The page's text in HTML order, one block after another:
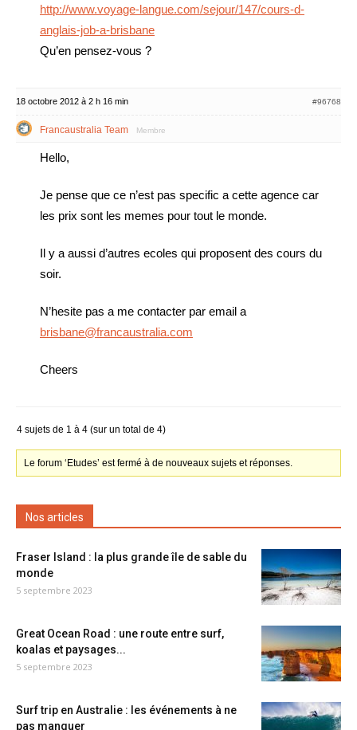
http://www.voyage-langue.com/sejour/147/cours-d-
anglais-job-a-brisbane
Qu’en pensez-vous ?
18 octobre 2012 à 2 h 16 min #96768
Francaustralia Team Membre
Hello,
Je pense que ce n’est pas specific a cette agence car
les prix sont les memes pour tout le monde.
Il y a aussi d’autres ecoles qui proposent des cours du
soir.
N’hesite pas a me contacter par email a
brisbane@francaustralia.com
Cheers
4 sujets de 1 à 4 (sur un total de 4)
Le forum ‘Etudes’ est fermé à de nouveaux sujets et réponses.
Nos articles
Fraser Island : la plus grande île de sable du
monde
5 septembre 2023
Great Ocean Road : une route entre surf,
koalas et paysages...
5 septembre 2023
Surf trip en Australie : les événements à ne
pas manquer